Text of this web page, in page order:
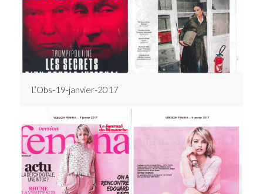
L’Obs-19-janvier-2017